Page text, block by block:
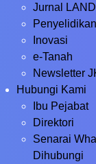
Jurnal LAND
Inovasi
e-Tanah
Newsletter
Hubungi Kami
Ibu Pejabat
Direktori
Senarai
Dihubungi